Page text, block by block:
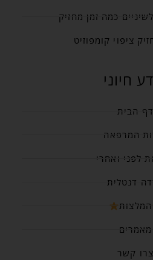
כמה זמן מחזיק
ציפוי קומפוזיט
חיוני
הבית
המרפאה
לפני ואחרי
דנטלית
קשר